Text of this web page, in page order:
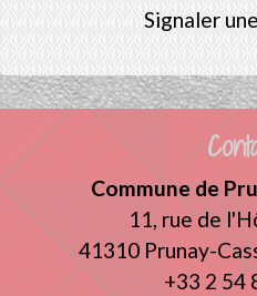
Signaler
Commune de
11, rue de
41310 Prunay-
+33 2 54